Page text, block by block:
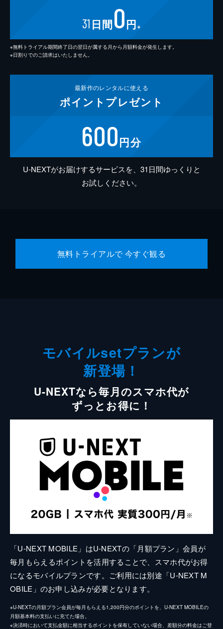
31 日間0円 ※
※無料トライアル期間終了日の翌日が属する月から月額料金が発生します。
※日割りでのご請求はいたしません。
最新作のレンタルに使える
ポイント プレゼント
600円分
U-NEXTがお届けするサービスを、31日間ゆっくりと
お試しください。
無料トライアルで 今すぐ観る
モバイルsetプランが
新登場！
U-NEXTなら毎月のスマホ代が
ずっとお得に！
「U-NEXT MOBILE」はU-NEXTの「月額プラン」会員が
毎月もらえるポイントを活用することで、スマホ代がお得
になるモバイルプランです。ご利用には別途「U-NEXT M
OBILE」のお申し込みが必要となります。
※U-NEXTの月額プラン会員が毎月もらえる1,200円分のポイントを、U-NEXT MOBILEの
月額基本料の支払いに充てた場合。
※決済時において支払金額に相当するポイントを保有していない場合、差額分の料金はご登